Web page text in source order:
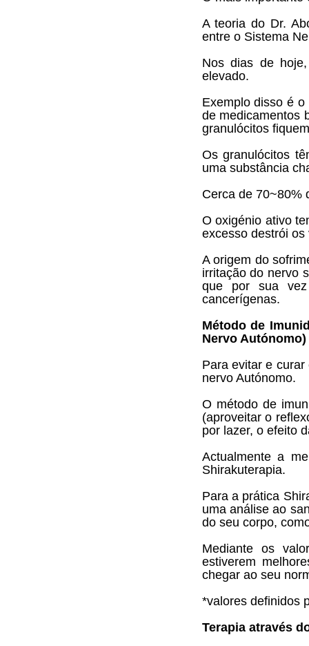
A teoria do Dr.
entre o Sistema
Nos dias de
elevado.
Exemplo disso é
de medicamentos
granulócitos
Os granulócitos
uma substância
Cerca de 70~80%
O oxigénio ativo
excesso destrói
A origem do
irritação do nervo
que por sua
cancerígenas.
Método de
Nervo Autónomo)
Para evitar e
nervo Autónomo.
O método de
(aproveitar o
por lazer, o efeito
Actualmente a
Shirakuterapia.
Para a prática
uma análise ao
do seu corpo,
Mediante os
estiverem
chegar ao seu
*valores definidos
Terapia através